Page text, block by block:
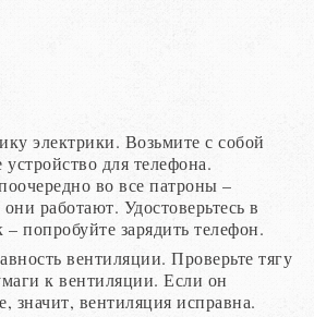
электрики. Возьмите с собой
для телефона.
во все патроны –
работают. Удостоверьтесь в
– попробуйте зарядить телефон.
вентиляции. Проверьте тягу
к вентиляции. Если он
значит, вентиляция исправна.